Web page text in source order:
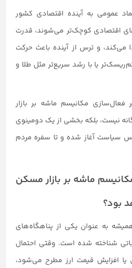
عمومی به آینده اقتصادی کشور
اقتصادی کوچک‌تر می‌شوند، قدرت
و ترس از آینده باعث حرکت
یا با رشد سریع‌تر مثل طلا و
فعال‌سازی مکانیسم ماشه بر بازار
نیست، بلکه بخشی از یک دومینوی
سیاست آغاز شده و تا سفره مردم
ماشه بر بازار مسکن
بود؟
به عنوان یکی از پناهگاه‌های
شناخته شده است. وقتی احتمال
افزایش قیمت ارز مطرح می‌شود،